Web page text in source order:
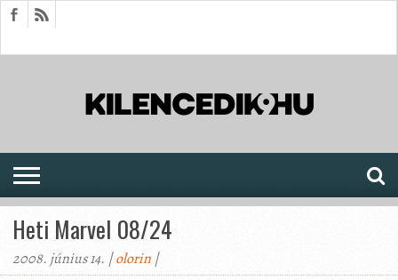
Heti Marvel 08/24
2008. június 14. |olorin |